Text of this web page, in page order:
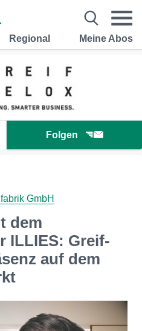
Regional Meine Abos
Folgen
GmbH
dem
ILLIES: Greif-
auf dem